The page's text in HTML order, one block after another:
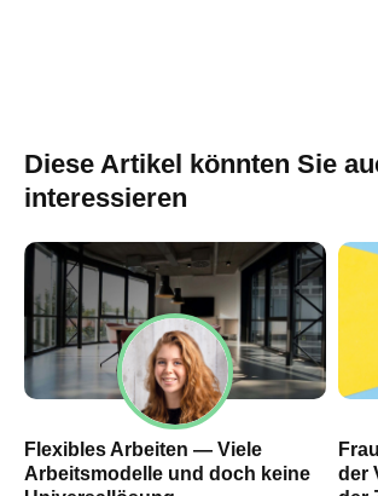
Diese Artikel könnten Sie
interessieren
Flexibles Arbeiten — Viele
Arbeitsmodelle und doch keine
der
HN – Gymnasiumstraße 35
74072 Heilbronn
Datenschutzerklärung
Impressum